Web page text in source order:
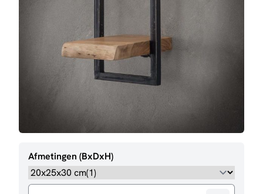
Afmetingen (BxDxH)